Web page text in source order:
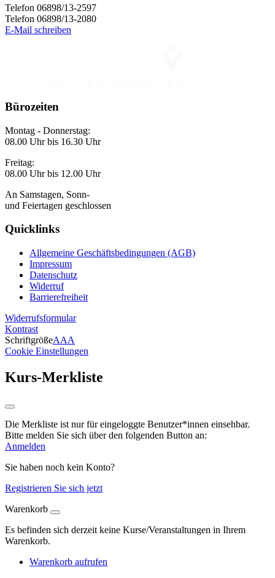
Telefon 06898/13-2597
Telefon 06898/13-2080
E-Mail schreiben
Bürozeiten
Montag - Donnerstag:
08.00 Uhr bis 16.30 Uhr
Freitag:
08.00 Uhr bis 12.00 Uhr
An Samstagen, Sonn-
und Feiertagen geschlossen
Quicklinks
Allgemeine Geschäftsbedingungen (AGB)
Impressum
Datenschutz
Widerruf
Barrierefreiheit
Widerrufsformular
Kontrast
SchriftgrößeAAA
Cookie Einstellungen
Kurs-Merkliste
Die Merkliste ist nur für eingeloggte Benutzer*innen einsehbar.
Bitte melden Sie sich über den folgenden Button an:
Anmelden
Sie haben noch kein Konto?
Registrieren Sie sich jetzt
Warenkorb
Es befinden sich derzeit keine Kurse/Veranstaltungen in Ihrem
Warenkorb.
Warenkorb aufrufen